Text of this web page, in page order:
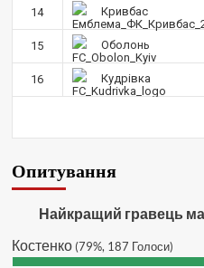
SVAT :
Hatsyk, Куди можна
написати в особисті пару
зауважень/ покращень по
чи можна на сайт скинути
ltc?
зараз скину.
SVAT :
завтра напишу в інстаграм
Hatsyk :SVAT, без проблем
кинув в ТГ
14 Кривбас
15 Оболонь
16 Кудрівка
Опитування
Найкращий гравець
Костенко (79%, 187 Голоси)